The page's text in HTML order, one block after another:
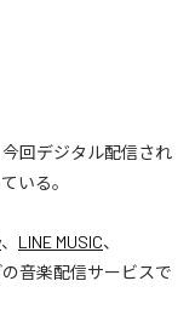
今回デジタル配信され
いる。
、 LINE MUSIC、
音楽配信サービスで